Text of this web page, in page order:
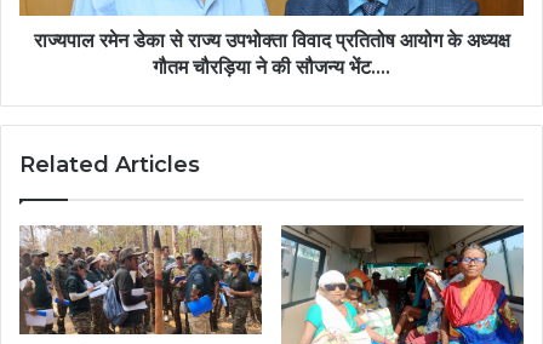
आयोग
की
राज्यपाल रमेन डेका से राज्य उपभोक्ता विवाद प्रतितोष आयोग के अध्यक्ष
गौतम चौरड़िया ने की सौजन्य भेंट….
Related Articles